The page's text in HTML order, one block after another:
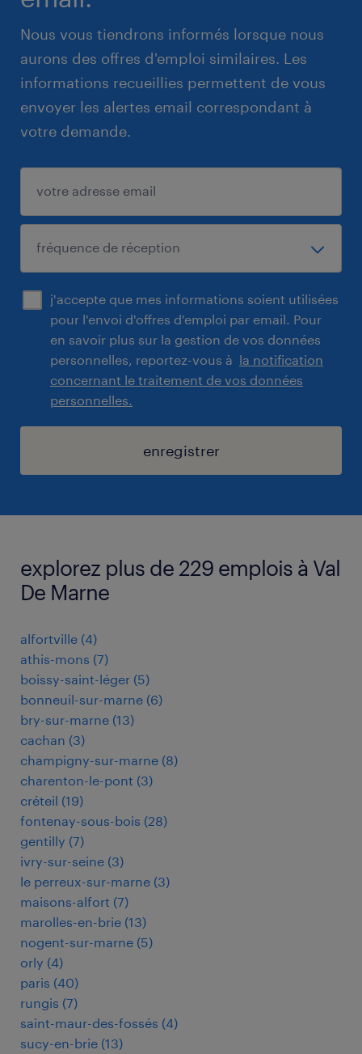
Nous vous tiendrons informés lorsque nous
aurons des offres d'emploi similaires. Les
informations recueillies permettent de vous
envoyer les alertes email correspondant à
votre demande.
j'accepte que mes informations soient utilisées
pour l'envoi d'offres d'emploi par email. Pour
en savoir plus sur la gestion de vos données
personnelles, reportez-vous à la notification
concernant le traitement de vos données
personnelles.
enregistrer
explorez plus de 229 emplois à Val
De Marne
alfortville (4)
athis-mons (7)
boissy-saint-léger (5)
bonneuil-sur-marne (6)
bry-sur-marne (13)
cachan (3)
champigny-sur-marne (8)
charenton-le-pont (3)
créteil (19)
fontenay-sous-bois (28)
gentilly (7)
ivry-sur-seine (3)
le perreux-sur-marne (3)
maisons-alfort (7)
marolles-en-brie (13)
nogent-sur-marne (5)
orly (4)
paris (40)
rungis (7)
saint-maur-des-fossés (4)
sucy-en-brie (13)